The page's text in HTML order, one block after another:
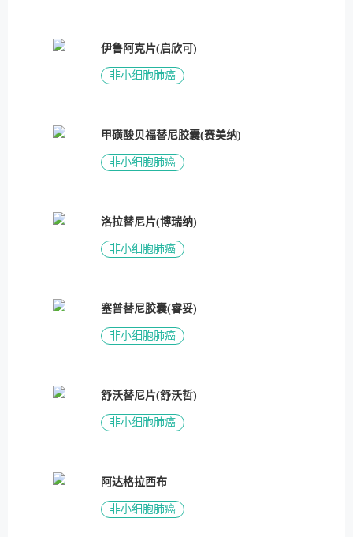
伊鲁阿克片(启欣可)
非小细胞肺癌
甲磺酸贝福替尼胶囊(赛美纳)
非小细胞肺癌
洛拉替尼片(博瑞纳)
非小细胞肺癌
塞普替尼胶囊(睿妥)
非小细胞肺癌
舒沃替尼片(舒沃哲)
非小细胞肺癌
阿达格拉西布
非小细胞肺癌